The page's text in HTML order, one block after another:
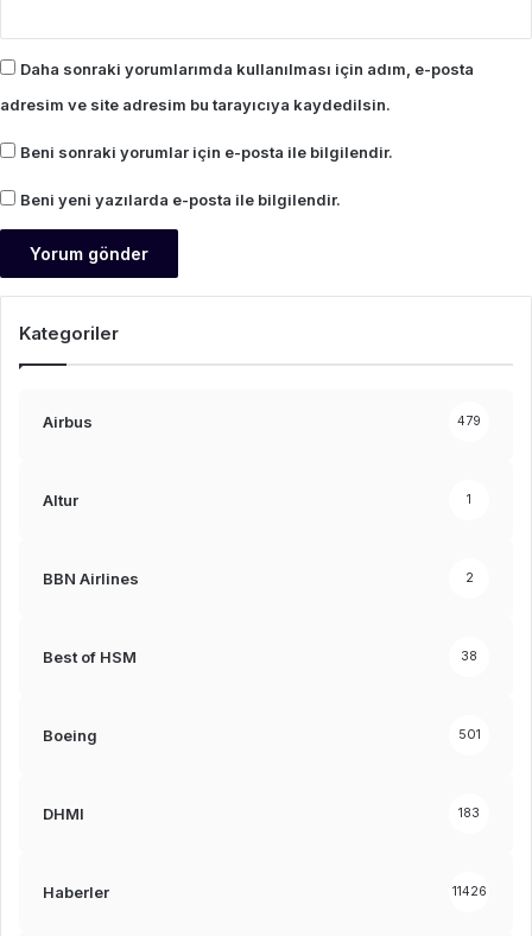
Daha sonraki yorumlarımda kullanılması için adım, e-posta
adresim ve site adresim bu tarayıcıya kaydedilsin.
Beni sonraki yorumlar için e-posta ile bilgilendir.
Beni yeni yazılarda e-posta ile bilgilendir.
Kategoriler
Airbus 479
Altur 1
BBN Airlines 2
Best of HSM 38
Boeing 501
DHMI 183
Haberler 11426